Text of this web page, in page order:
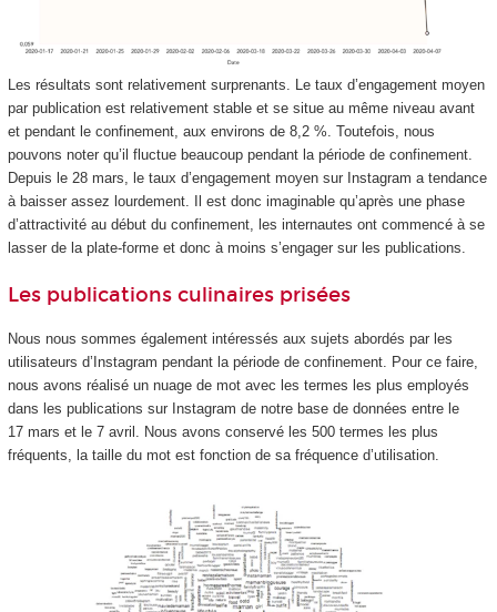
Les résultats sont relativement surprenants. Le taux d’engagement moyen
par publication est relativement stable et se situe au même niveau avant
et pendant le confinement, aux environs de 8,2 %. Toutefois, nous
pouvons noter qu’il fluctue beaucoup pendant la période de confinement.
Depuis le 28 mars, le taux d’engagement moyen sur Instagram a tendance
à baisser assez lourdement. Il est donc imaginable qu’après une phase
d’attractivité au début du confinement, les internautes ont commencé à se
lasser de la plate-forme et donc à moins s’engager sur les publications.
Les publications culinaires prisées
Nous nous sommes également intéressés aux sujets abordés par les
utilisateurs d’Instagram pendant la période de confinement. Pour ce faire,
nous avons réalisé un nuage de mot avec les termes les plus employés
dans les publications sur Instagram de notre base de données entre le
17 mars et le 7 avril. Nous avons conservé les 500 termes les plus
fréquents, la taille du mot est fonction de sa fréquence d’utilisation.